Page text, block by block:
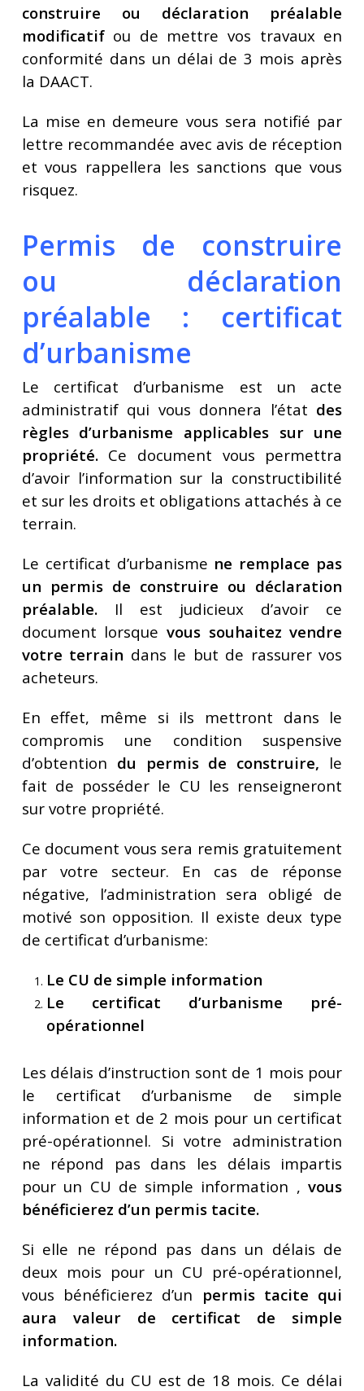
construire ou déclaration préalable
modificatifou de mettre vos travaux en
conformité dans un délai de 3 mois après
la DAACT.
La mise en demeure vous sera notifié par
lettre recommandée avec avis de réception
et vous rappellera les sanctions que vous
risquez.
Permis de construire
ou déclaration
préalable : certificat
d’urbanisme
Le certificat d’urbanisme est un acte
administratif qui vous donnera l’état des
règles d’urbanisme applicables sur une
propriété.Ce document vous permettra
d’avoir l’information sur la constructibilité
et sur les droits et obligations attachés à ce
terrain.
Le certificat d’urbanisme ne remplace pas
un permis de construire ou déclaration
préalable. Il est judicieux d’avoir ce
document lorsque vous souhaitez vendre
votre terrain dans le but de rassurer vos
acheteurs.
En effet, même si ils mettront dans le
compromis une condition suspensive
d’obtention du permis de construire, le
fait de posséder le CU les renseigneront
sur votre propriété.
Ce document vous sera remis gratuitement
par votre secteur. En cas de réponse
négative, l’administration sera obligé de
motivé son opposition. Il existe deux type
de certificat d’urbanisme:
Le CU de simple information
Le certificat d’urbanisme pré-
opérationnel
Les délais d’instruction sont de 1 mois pour
le certificat d’urbanisme de simple
information et de 2 mois pour un certificat
pré-opérationnel. Si votre administration
ne répond pas dans les délais impartis
pour un CU de simple information ,vous
bénéficierez d’un permis tacite.
Si elle ne répond pas dans un délais de
deux mois pour un CU pré-opérationnel,
vous bénéficierez d’un permis tacite qui
aura valeur de certificat de simple
information.
La validité du CU est de 18 mois. Ce délai